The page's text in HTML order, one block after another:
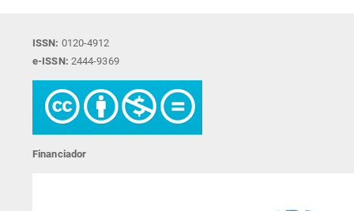
ISSN: 0120-4912
e-ISSN: 2444-9369
Financiador